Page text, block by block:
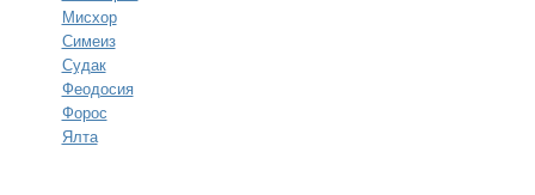
Мисхор
Симеиз
Судак
Феодосия
Форос
Ялта